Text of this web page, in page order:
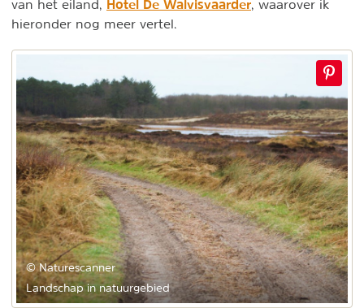
van het eiland, Hotel De Walvisvaarder , waarover ik
hieronder nog meer vertel.
© Naturescanner
Landschap in natuurgebied